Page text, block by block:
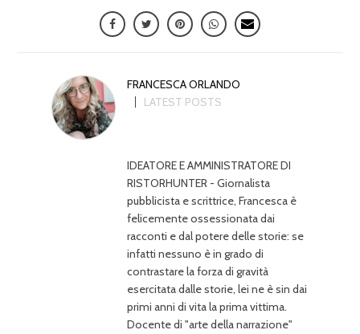
FRANCESCA ORLANDO
LATEST POSTS
IDEATORE E AMMINISTRATORE DI
RISTORHUNTER - Giornalista
pubblicista e scrittrice, Francesca è
felicemente ossessionata dai
racconti e dal potere delle storie: se
infatti nessuno è in grado di
contrastare la forza di gravità
esercitata dalle storie, lei ne è sin dai
primi anni di vita la prima vittima.
Docente di "arte della narrazione"